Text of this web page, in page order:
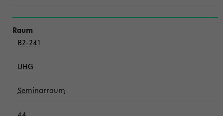
B2-241
UHG
Seminarraum